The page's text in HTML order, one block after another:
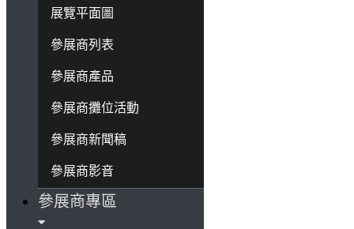
展覽平面圖
參展商列表
參展商產品
參展商攤位活動
參展商新聞稿
參展商影音
參展商專區